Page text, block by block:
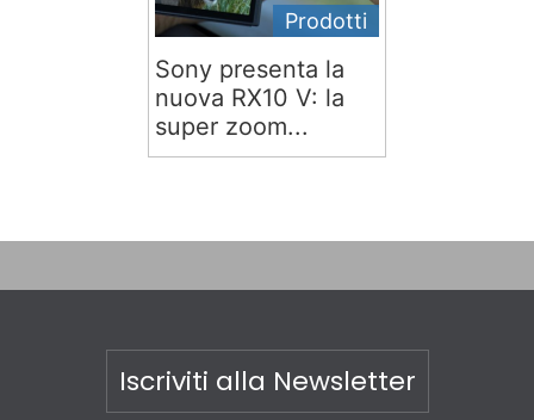
Prodotti
Sony presenta la
nuova RX10 V: la
super zoom...
Iscriviti alla Newsletter